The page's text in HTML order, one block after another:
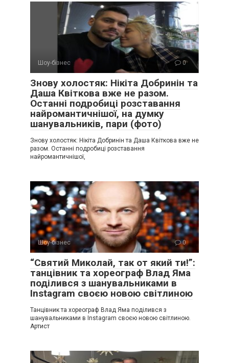
Шоу-бізнес 0
Знову холостяк: Нікіта Добринін та
Даша Квіткова вже не разом.
Останні подробиці розставання
найромантичнішої, на думку
шанувальників, пари (фото)
Знову холостяк: Нікіта Добринін та Даша Квіткова вже не
разом. Останні подробиці розставання
найромантичнішої,
Шоу-бізнес 0
“Святий Миколай, так от який ти!”:
танцівник та хореограф Влад Яма
поділився з шанувальниками в
Instagram своєю новою світлиною
Танцівник та хореограф Влад Яма поділився з
шанувальниками в Instagram своєю новою світлиною.
Артист